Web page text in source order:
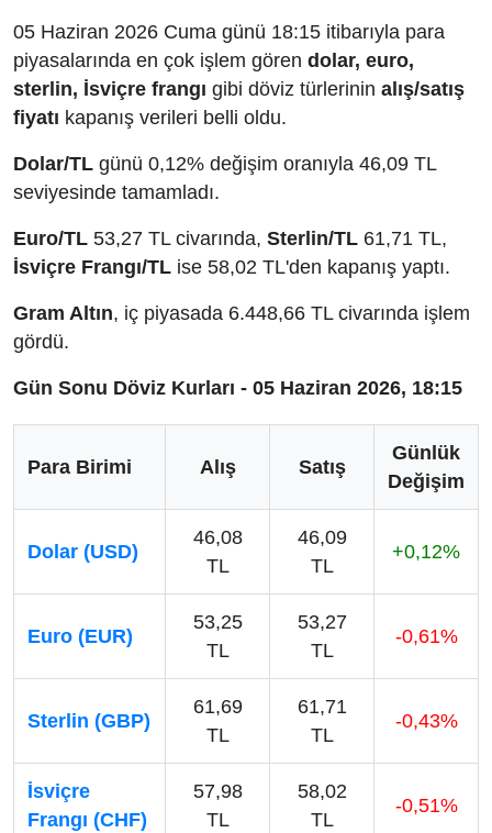
05 Haziran 2026 Cuma günü 18:15 itibarıyla para
piyasalarında en çok işlem gören dolar, euro,
sterlin, İsviçre frangı gibi döviz türlerinin alış/satış
fiyatı kapanış verileri belli oldu.
Dolar/TL günü 0,12% değişim oranıyla 46,09 TL
seviyesinde tamamladı.
Euro/TL 53,27 TL civarında, Sterlin/TL 61,71 TL,
İsviçre Frangı/TL ise 58,02 TL'den kapanış yaptı.
Gram Altın, iç piyasada 6.448,66 TL civarında işlem
gördü.
Gün Sonu Döviz Kurları - 05 Haziran 2026, 18:15
Para Birimi Alış Satış
Günlük
Değişim
Dolar (USD)
46,08
TL
46,09
TL
+0,12%
Euro (EUR)
53,25
TL
53,27
TL
-0,61%
Sterlin (GBP)
61,69
TL
61,71
TL
-0,43%
İsviçre
Frangı (CHF)
57,98
TL
58,02
TL
-0,51%